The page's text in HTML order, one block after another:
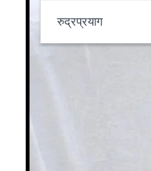
रुद्रप्रयाग